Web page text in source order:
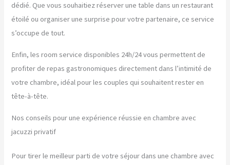
dédié. Que vous souhaitiez réserver une table dans un restaurant
étoilé ou organiser une surprise pour votre partenaire, ce service
s’occupe de tout.
Enfin, les room service disponibles 24h/24 vous permettent de
profiter de repas gastronomiques directement dans l’intimité de
votre chambre, idéal pour les couples qui souhaitent rester en
tête-à-tête.
Nos conseils pour une expérience réussie en chambre avec
jacuzzi privatif
Pour tirer le meilleur parti de votre séjour dans une chambre avec